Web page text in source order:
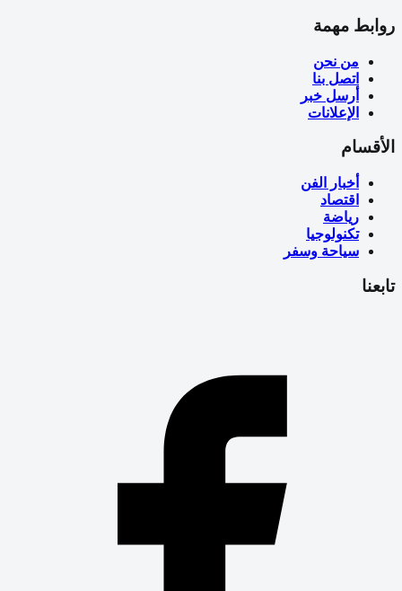
روابط مهمة
من نحن
اتصل بنا
أرسل خبر
الإعلانات
الأقسام
أخبار الفن
اقتصاد
رياضة
تكنولوجيا
سياحة وسفر
تابعنا